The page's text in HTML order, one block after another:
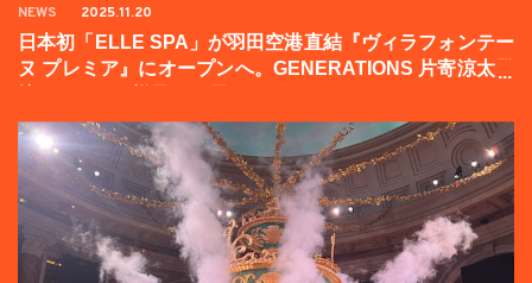
NEWS 2025.11.20
日本初「ELLE SPA」が羽田空港直結『ヴィラフォンテー
ヌ プレミア』にオープンへ。GENERATIONS 片寄涼太登